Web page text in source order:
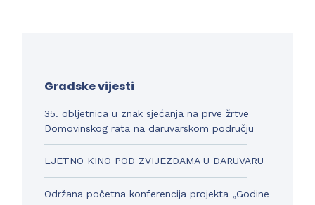
Gradske vijesti
35. obljetnica u znak sjećanja na prve žrtve
Domovinskog rata na daruvarskom području
LJETNO KINO POD ZVIJEZDAMA U DARUVARU
Održana početna konferencija projekta „Godine